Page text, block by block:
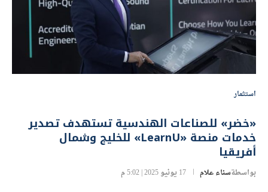
استثمار
«خضر» للصناعات الهندسية تستهدف تصدير
خدمات منصة «LearnU» للخليج وشمال
أفريقيا
بواسطةسناء علام 17 يونيو 2025 | 5:02 م